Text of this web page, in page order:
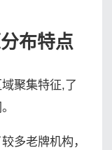
布特点
聚集特征,了
多老牌机构，